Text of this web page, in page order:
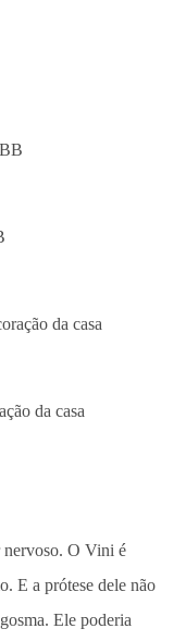
da casa
nervoso. O Vini é
E a prótese dele não
Ele poderia